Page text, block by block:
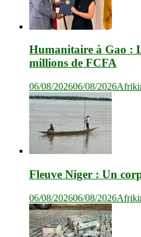
Humanitaire à Gao :
millions de FCFA
06/08/202606/08/2026
Fleuve Niger : Un
06/08/202606/08/2026